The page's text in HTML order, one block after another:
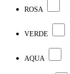
ROSA
VERDE
AQUA